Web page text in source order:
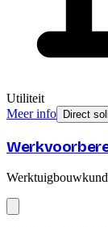
Utiliteit
Meer info
Direct